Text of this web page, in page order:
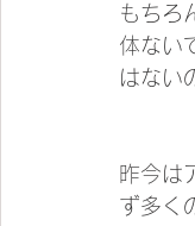
もちろ
体ない
はない
昨今は
ず多く